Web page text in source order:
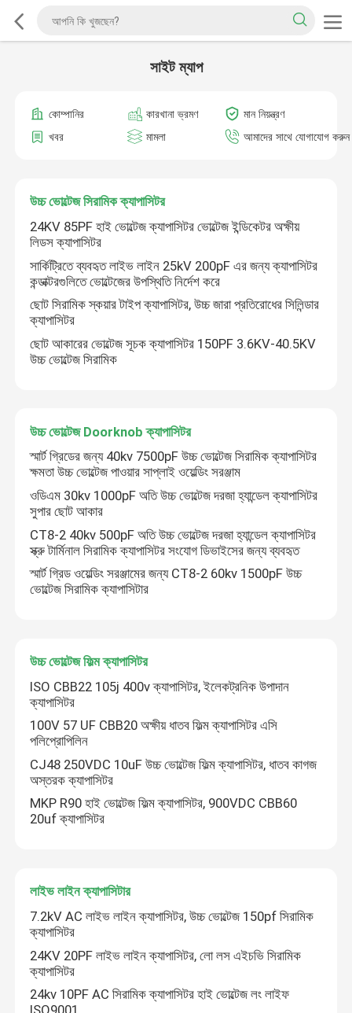
সাইট ম্যাপ
কোম্পানির কারখানা ভ্রমণ
মান নিয়ন্ত্রণ
খবর
মামলা আমাদের সাথে যোগাযোগ করুন
উচ্চ ভোল্টেজ সিরামিক ক্যাপাসিটর
24KV 85PF হাই ভোল্টেজ ক্যাপাসিটর ভোল্টেজ ইন্ডিকেটর অক্ষীয়
লিডস ক্যাপাসিটর
সার্কিট্রিতে ব্যবহৃত লাইভ লাইন 25kV 200pF এর জন্য ক্যাপাসিটর
কন্ডাক্টরগুলিতে ভোল্টেজের উপস্থিতি নির্দেশ করে
ছোট সিরামিক স্কয়ার টাইপ ক্যাপাসিটর, উচ্চ জারা প্রতিরোধের সিলিন্ডার
ক্যাপাসিটর
ছোট আকারের ভোল্টেজ সূচক ক্যাপাসিটর 150PF 3.6KV-40.5KV
উচ্চ ভোল্টেজ সিরামিক
উচ্চ ভোল্টেজ Doorknob ক্যাপাসিটর
স্মার্ট গ্রিডের জন্য 40kv 7500pF উচ্চ ভোল্টেজ সিরামিক ক্যাপাসিটর
ক্ষমতা উচ্চ ভোল্টেজ পাওয়ার সাপ্লাই ওয়েল্ডিং সরঞ্জাম
ওডিএম 30kv 1000pF অতি উচ্চ ভোল্টেজ দরজা হ্যান্ডেল ক্যাপাসিটর
সুপার ছোট আকার
CT8-2 40kv 500pF অতি উচ্চ ভোল্টেজ দরজা হ্যান্ডেল ক্যাপাসিটর
স্ক্রু টার্মিনাল সিরামিক ক্যাপাসিটর সংযোগ ডিভাইসের জন্য ব্যবহৃত
স্মার্ট গ্রিড ওয়েল্ডিং সরঞ্জামের জন্য CT8-2 60kv 1500pF উচ্চ
ভোল্টেজ সিরামিক ক্যাপাসিটার
উচ্চ ভোল্টেজ ফিল্ম ক্যাপাসিটর
ISO CBB22 105j 400v ক্যাপাসিটর, ইলেকট্রনিক উপাদান
ক্যাপাসিটর
100V 57 UF CBB20 অক্ষীয় ধাতব ফিল্ম ক্যাপাসিটর এসি
পলিপ্রোপিলিন
CJ48 250VDC 10uF উচ্চ ভোল্টেজ ফিল্ম ক্যাপাসিটর, ধাতব কাগজ
অস্তরক ক্যাপাসিটর
MKP R90 হাই ভোল্টেজ ফিল্ম ক্যাপাসিটর, 900VDC CBB60
20uf ক্যাপাসিটর
লাইভ লাইন ক্যাপাসিটার
7.2kV AC লাইভ লাইন ক্যাপাসিটর, উচ্চ ভোল্টেজ 150pf সিরামিক
ক্যাপাসিটর
24KV 20PF লাইভ লাইন ক্যাপাসিটর, লো লস এইচভি সিরামিক
ক্যাপাসিটর
24kv 10PF AC সিরামিক ক্যাপাসিটর হাই ভোল্টেজ লং লাইফ